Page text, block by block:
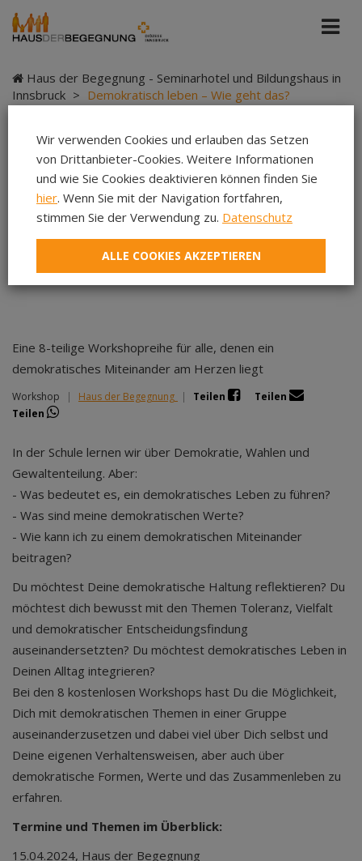
Haus der Begegnung - Seminarhotel und Bildungshaus in
Innsbruck > Demokratisch leben – Wie geht das?
Demokratisch leben –
Wie geht das?
Frauenrechte
Eine 8-teilige Workshopreihe für alle, denen ein
demokratisches Miteinander am Herzen liegt
Workshop | Haus der Begegnung | Teilen
Teilen
Teilen
In der Schule lernen wir über Demokratie, Wahlen und
Gewaltenteilung. Aber:
- Was bedeutet es, ein demokratisches Leben zu führen?
- Was sind meine demokratischen Werte?
- Wie kann ich zu einem demokratischen Miteinander
beitragen?
Du möchtest Deine demokratische Haltung reflektieren? Du
möchtest dich bewusst mit den Themen Toleranz, Vielfalt
und demokratischer Entscheidungsfindung
auseinandersetzten? Du möchtest demokratisches Leben in
Deinen Alltag integrieren?
Bei den 8 kostenlosen Workshops hast Du die Möglichkeit,
Dich mit demokratischen Themen in einer Gruppe
auseinanderzusetzen und dabei viel über Dich selbst und
Deine eigenen Verhaltensweisen, aber auch über
demokratische Formen, Werte und das Zusammenleben zu
erfahren.
Termine und Themen im Überblick:
15.04.2024, Haus der Begegnung
Wir verwenden Cookies und erlauben das Setzen
von Drittanbieter-Cookies. Weitere Informationen
und wie Sie Cookies deaktivieren können finden Sie
hier. Wenn Sie mit der Navigation fortfahren,
stimmen Sie der Verwendung zu. Datenschutz
ALLE COOKIES AKZEPTIEREN